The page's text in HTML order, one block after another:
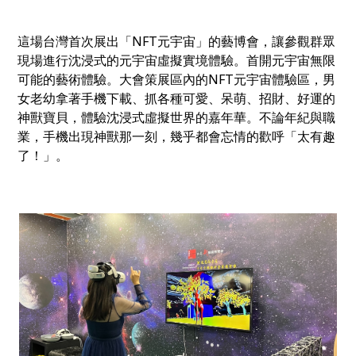
這場台灣首次展出「NFT元宇宙」的藝博會，讓參觀群眾
現場進行沈浸式的元宇宙虛擬實境體驗。首開元宇宙無限
可能的藝術體驗。大會策展區內的NFT元宇宙體驗區，男
女老幼拿著手機下載、抓各種可愛、呆萌、招財、好運的
神獸寶貝，體驗沈浸式虛擬世界的嘉年華。不論年紀與職
業，手機出現神獸那一刻，幾乎都會忘情的歡呼「太有趣
了！」。